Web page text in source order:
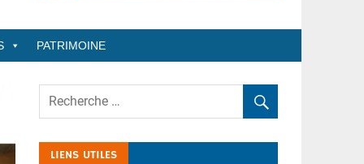
PATRIMOINE
LIENS UTILES